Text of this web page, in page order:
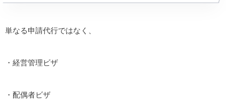
単なる申請代行ではなく、
・経営管理ビザ
・配偶者ビザ